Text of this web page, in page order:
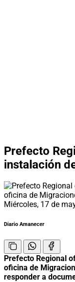
Prefecto
instalación
Miércoles, 17 de
Diario Amanecer
Prefecto Regional
oficina de
responder a